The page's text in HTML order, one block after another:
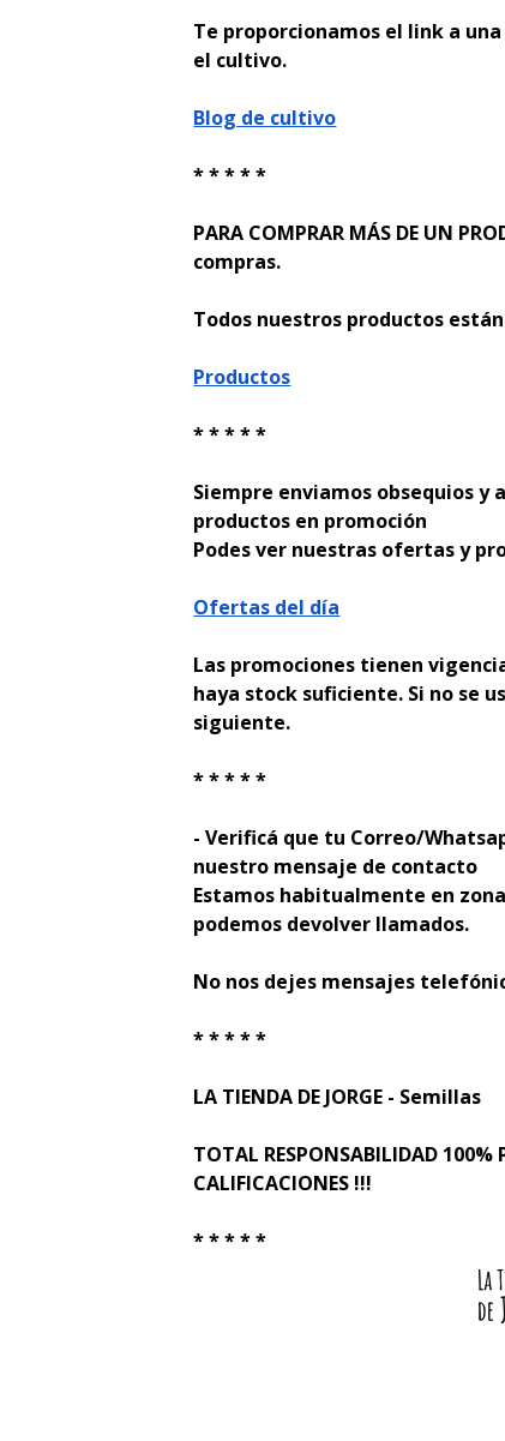
Te proporcionamos el link a
el cultivo.
Blog de cultivo
* * * * *
PARA COMPRAR MÁS DE UN
compras.
Todos nuestros productos
Productos
* * * * *
Siempre enviamos obsequios
productos en promoción
Podes ver nuestras ofertas y
Ofertas del día
Las promociones tienen
haya stock suficiente. Si no se
siguiente.
* * * * *
- Verificá que tu Correo/
nuestro mensaje de contacto
Estamos habitualmente en
podemos devolver llamados.
No nos dejes mensajes
* * * * *
LA TIENDA DE JORGE - Semillas
TOTAL RESPONSABILIDAD 100%
CALIFICACIONES !!!
* * * * *